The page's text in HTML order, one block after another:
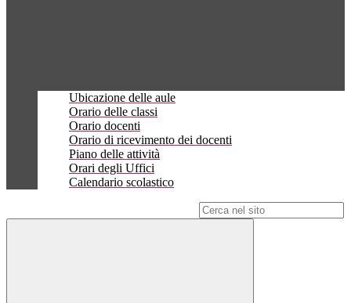
Ubicazione delle aule
Orario delle classi
Orario docenti
Orario di ricevimento dei docenti
Piano delle attività
Orari degli Uffici
Calendario scolastico